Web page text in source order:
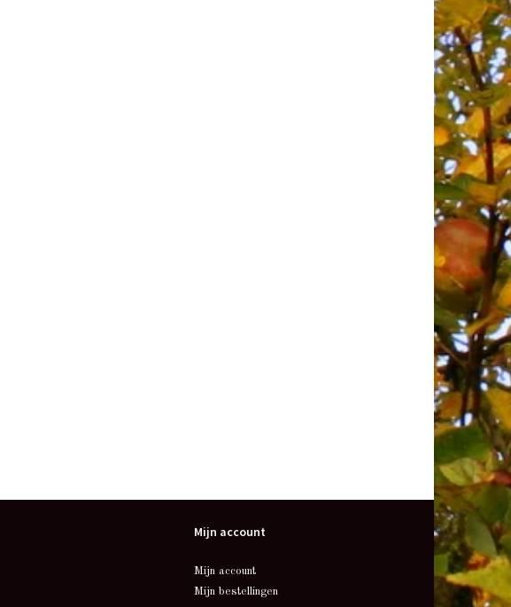
Mijn account
Mijn account
Mijn bestellingen